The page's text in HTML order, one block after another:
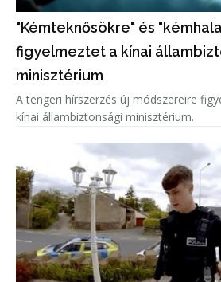
"Kémteknősökre" és
figyelmeztet a kínai
minisztérium
A tengeri hírszerzés új módszereire
kínai állambiztonsági minisztérium.